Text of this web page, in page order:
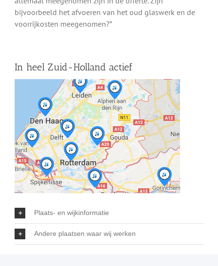
bijvoorbeeld het afvoeren van het oud glaswerk en de
voorrijkosten meegenomen?”
In heel Zuid-Holland actief
Plaats- en wijkinformatie
Andere plaatsen waar wij werken